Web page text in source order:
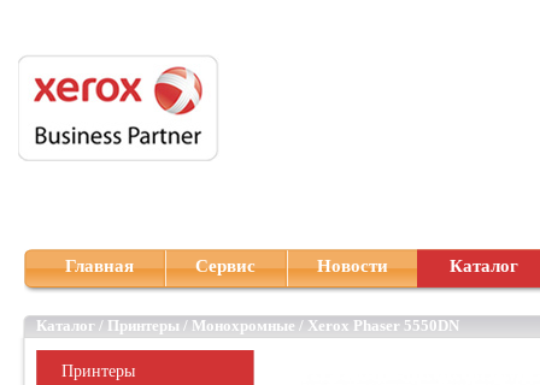
Главная Сервис Новости Каталог
Каталог / Принтеры / Монохромные / Xerox Phaser 5550DN
Принтеры